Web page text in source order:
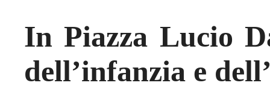
In Piazza Lucio
dell’infanzia e